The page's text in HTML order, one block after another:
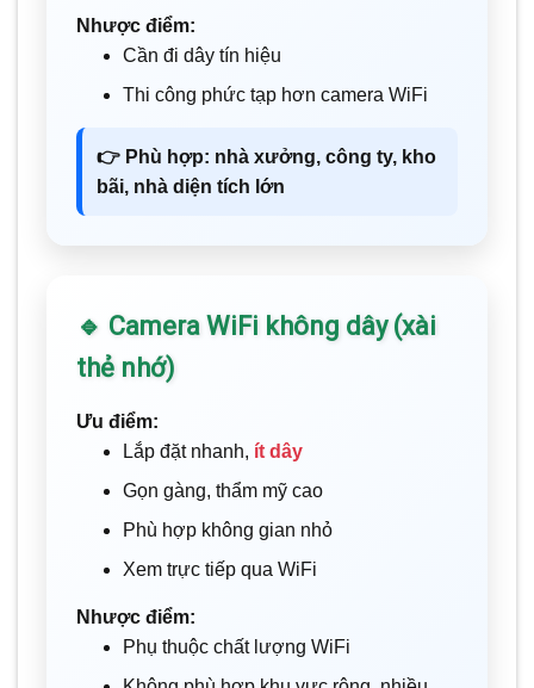
Nhược điểm:
Cần đi dây tín hiệu
Thi công phức tạp hơn camera WiFi
👉 Phù hợp: nhà xưởng, công ty, kho
bãi, nhà diện tích lớn
🔹 Camera WiFi không dây (xài
thẻ nhớ)
Ưu điểm:
Lắp đặt nhanh, ít dây
Gọn gàng, thẩm mỹ cao
Phù hợp không gian nhỏ
Xem trực tiếp qua WiFi
Nhược điểm:
Phụ thuộc chất lượng WiFi